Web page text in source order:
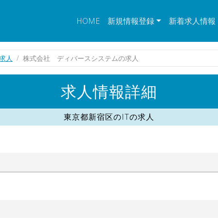
HOME 新規情報登録 新着求人情報
人 株式会社 ディバースシステムの求人
求人情報詳細
東京都新宿区のITの求人